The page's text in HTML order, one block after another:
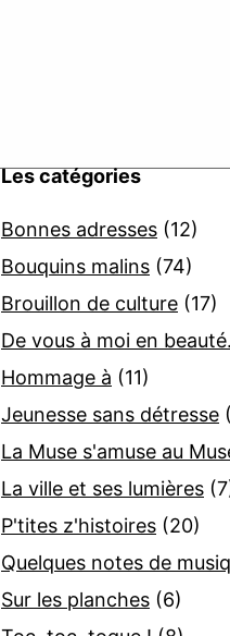
Les catégories
Bonnes adresses (12)
Bouquins malins (74)
Brouillon de culture (17)
De vous à moi en
Hommage à (11)
Jeunesse sans détresse
La Muse s'amuse au
La ville et ses lumières
P'tites z'histoires (20)
Quelques notes de
Sur les planches (6)